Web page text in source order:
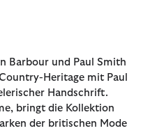
Barbour und Paul Smith
Heritage mit Paul
Handschrift.
bringt die Kollektion
der britischen Mode